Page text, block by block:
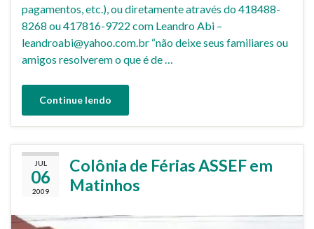
pagamentos, etc.), ou diretamente através do 418488-
8268 ou 417816-9722 com Leandro Abi –
leandroabi@yahoo.com.br “não deixe seus familiares ou
amigos resolverem o que é de …
Continue lendo
JUL
06
2009
Colônia de Férias ASSEF em
Matinhos